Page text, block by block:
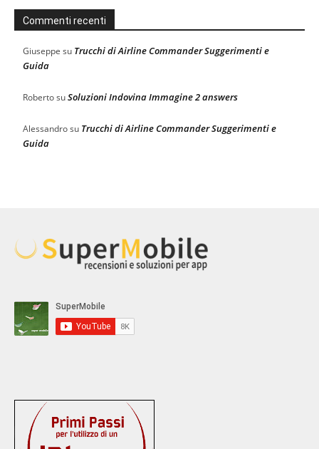
Commenti recenti
Giuseppe su Trucchi di Airline Commander Suggerimenti e
Guida
RobertosuSoluzioni Indovina Immagine 2 answers
Alessandrosu Trucchi di Airline Commander Suggerimenti e
Guida